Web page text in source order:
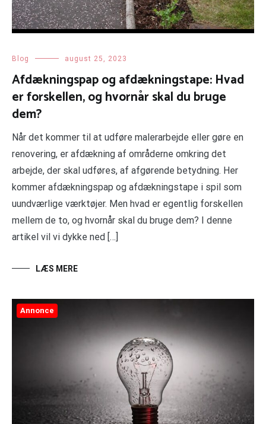
Blog august 25, 2023
Afdækningspap og afdækningstape: Hvad
er forskellen, og hvornår skal du bruge
dem?
Når det kommer til at udføre malerarbejde eller gøre en
renovering, er afdækning af områderne omkring det
arbejde, der skal udføres, af afgørende betydning. Her
kommer afdækningspap og afdækningstape i spil som
uundværlige værktøjer. Men hvad er egentlig forskellen
mellem de to, og hvornår skal du bruge dem? I denne
artikel vil vi dykke ned […]
LÆS MERE
Annonce